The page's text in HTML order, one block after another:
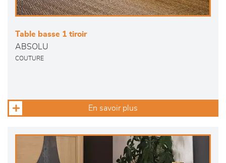
Table basse 1 tiroir
ABSOLU
COUTURE
En savoir plus